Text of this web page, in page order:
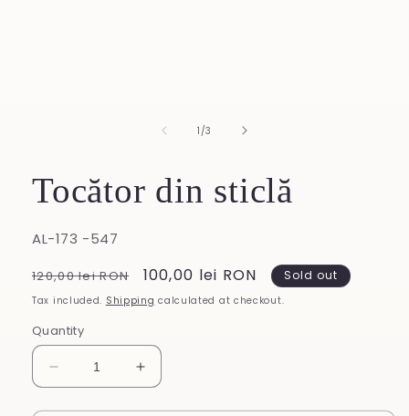
1 /of
3
Tocător din sticlă
SKU:
AL-173 -547
Regular
price
120,00 lei RON
Sale
price
100,00 lei RON Sold out
Tax included. Shipping calculated at checkout.
Quantity
Decrease
quantity
Increase
quantity